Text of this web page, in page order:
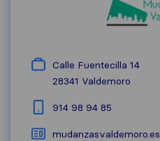
Calle Fuentecilla 14
28341 Valdemoro
914 98 94 85
mudanzasvaldemoro.es